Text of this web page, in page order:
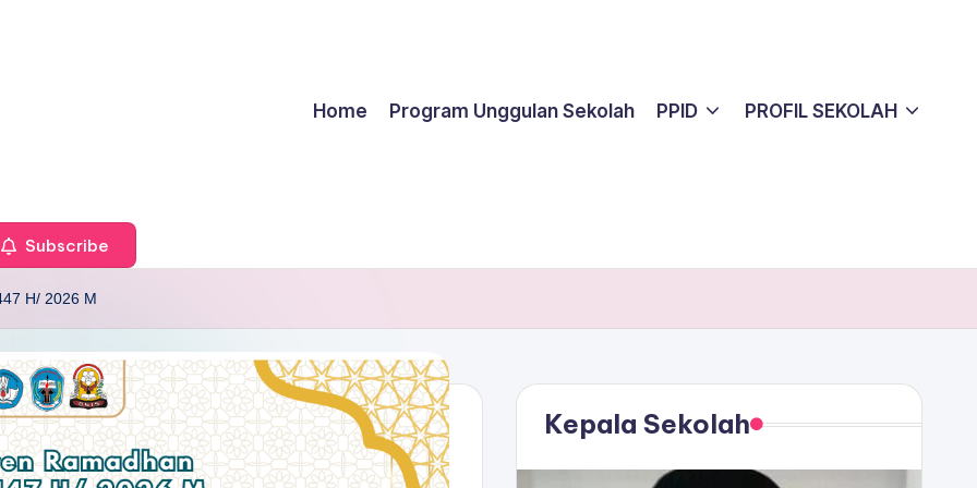
Home Program Unggulan Sekolah PPID PROFIL SEKOLAH
Subscribe
H/ 2026 M
Kepala Sekolah